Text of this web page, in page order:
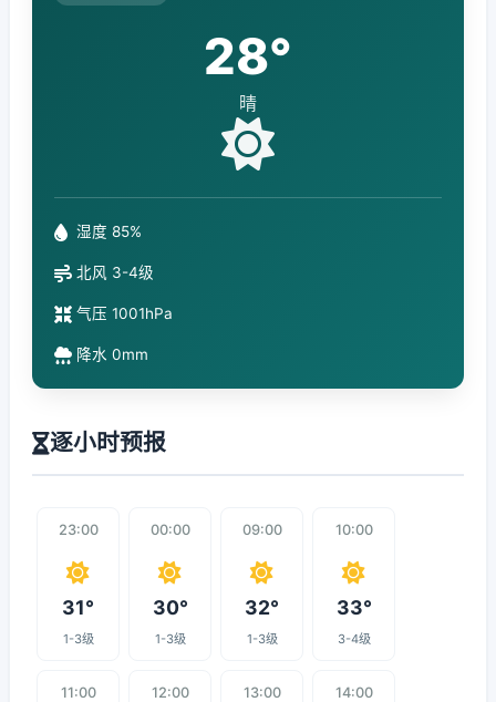
28°
晴
湿度 85%
北风 3-4级
气压 1001hPa
降水 0mm
逐小时预报
23:00
31°
1-3级
00:00
30°
1-3级
09:00
32°
1-3级
10:00
33°
3-4级
11:00 12:00 13:00 14:00